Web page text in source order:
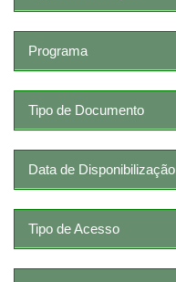
Programa
Tipo de Documento
Data de Disponibilização
Tipo de Acesso